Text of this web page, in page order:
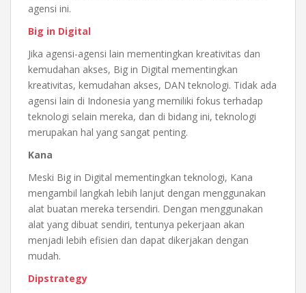
agensi ini.
Big in Digital
Jika agensi-agensi lain mementingkan kreativitas dan
kemudahan akses, Big in Digital mementingkan
kreativitas, kemudahan akses, DAN teknologi. Tidak ada
agensi lain di Indonesia yang memiliki fokus terhadap
teknologi selain mereka, dan di bidang ini, teknologi
merupakan hal yang sangat penting.
Kana
Meski Big in Digital mementingkan teknologi, Kana
mengambil langkah lebih lanjut dengan menggunakan
alat buatan mereka tersendiri. Dengan menggunakan
alat yang dibuat sendiri, tentunya pekerjaan akan
menjadi lebih efisien dan dapat dikerjakan dengan
mudah.
Dipstrategy